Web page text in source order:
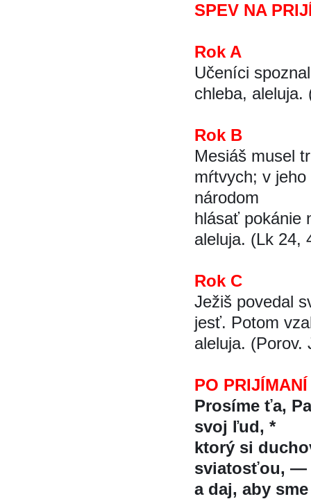
SPEV NA
Rok A
Učeníci
chleba, aleluja.
Rok B
Mesiáš musel
mŕtvych; v
národom
hlásať pokánie
aleluja. (Lk 24,
Rok C
Ježiš povedal
jesť. Potom
aleluja. (Porov.
PO PRIJÍMANÍ
Prosíme ťa,
svoj ľud, *
ktorý si
sviatosťou, —
a daj, aby